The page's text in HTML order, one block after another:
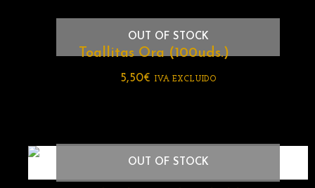
OUT OF STOCK
Toallitas Ora (100uds.)
5,50€ IVA EXCLUIDO
OUT OF STOCK